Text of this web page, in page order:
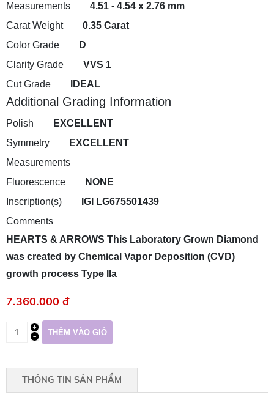
Measurements
4.51 - 4.54 x 2.76 mm
Carat Weight
0.35 Carat
Color Grade
D
Clarity Grade
VVS 1
Cut Grade
IDEAL
Additional Grading Information
Polish
EXCELLENT
Symmetry
EXCELLENT
Measurements
Fluorescence
NONE
Inscription(s)
IGI LG675501439
Comments
HEARTS & ARROWS This Laboratory Grown Diamond
was created by Chemical Vapor Deposition (CVD)
growth process Type IIa
7.360.000 đ
THÔNG TIN SẢN PHẨM